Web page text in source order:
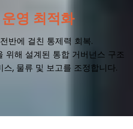
영 최적화
반에 걸친 통제력 회복.
위해 설계된 통합 거버넌스 구조
, 물류 및 보고를 조정합니다.